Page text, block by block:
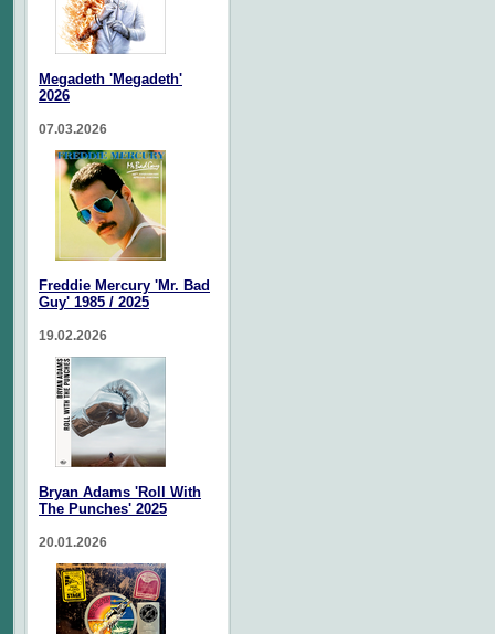
Megadeth 'Megadeth'
2026
07.03.2026
Freddie Mercury 'Mr. Bad
Guy' 1985 / 2025
19.02.2026
Bryan Adams 'Roll With
The Punches' 2025
20.01.2026